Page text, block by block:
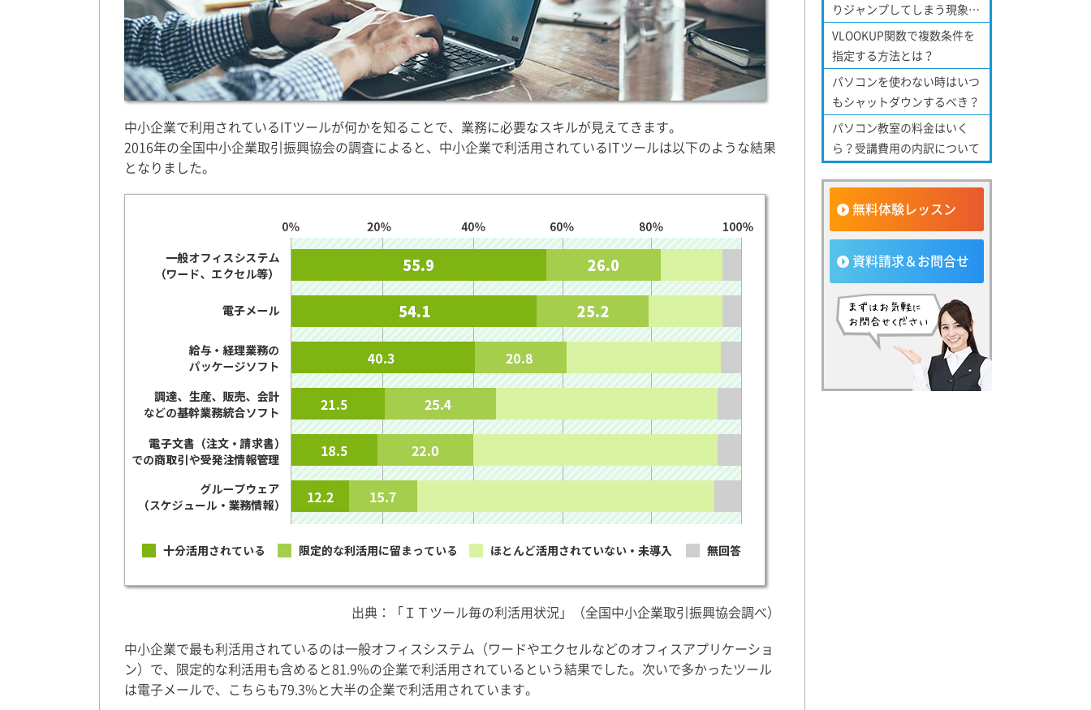
中小企業で利用されているITツールが何かを知ることで、業務に必要なスキルが見えてきます。
2016年の全国中小企業取引振興協会の調査によると、中小企業で利活用されているITツールは以下のような結果
となりました。
出典：「ＩＴツール毎の利活用状況」（全国中小企業取引振興協会調べ）
中小企業で最も利活用されているのは一般オフィスシステム（ワードやエクセルなどのオフィスアプリケーショ
ン）で、限定的な利活用も含めると81.9%の企業で利活用されているという結果でした。次いで多かったツール
は電子メールで、こちらも79.3%と大半の企業で利活用されています。
りジャンプしてしまう現象を
解消する方法！
VLOOKUP関数で複数条件を
指定する方法とは？
パソコンを使わない時はいつ
もシャットダウンするべき？
パソコン教室の料金はいく
ら？受講費用の内訳について
無料体験レッスン
資料請求＆お問合せ